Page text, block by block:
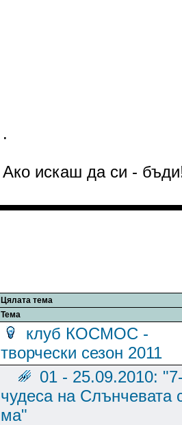
.
Ако искаш да си -
Цялата тема
Тема
клуб КОСМОС -
творчески сезон 2011
01 - 25.09.2010:
чудеса на Слънчевата
ма"